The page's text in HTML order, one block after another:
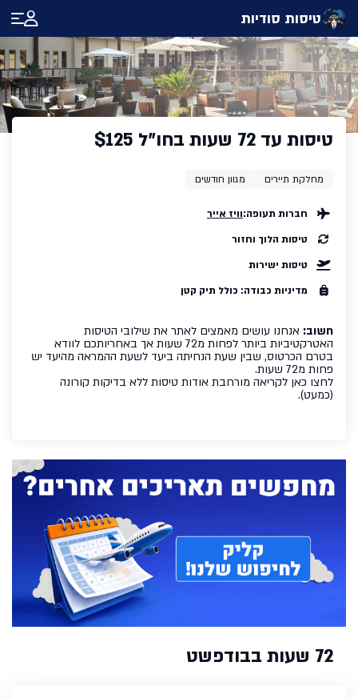
טיסות סודיות
טיסות עד 72 שעות בחו"ל $125
מחלקת תיירים מגוון חודשים
חברות תעופה:וויז אייר
טיסות הלוך וחזור
טיסות ישירות
מדיניות כבודה: כולל תיק קטן
חשוב: אנחנו עושים מאמצים לאתר את שילובי הטיסות
האטרקטיביות ביותר לפחות מ72 שעות אך באחריותכם לוודא
בטרם הכרטוס, שבין שעת הנחיתה ביעד לשעת ההמראה מהיעד יש
פחות מ72 שעות.
לחצו כאן לקריאה מורחבת אודות טיסות ללא בדיקות קורונה
(כמעט).
72 שעות בבודפשט